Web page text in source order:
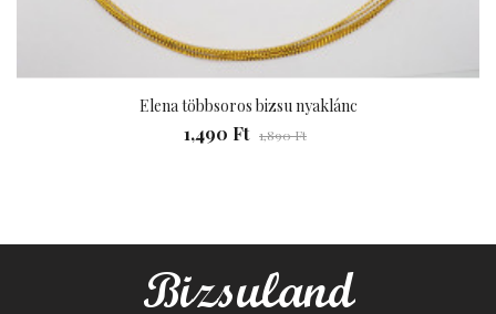
Elena többsoros bizsu nyaklánc
1,490 Ft 1,890 Ft